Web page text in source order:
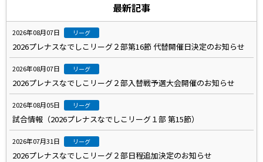
最新記事
2026年08月07日 リーグ
2026プレナスなでしこリーグ２部第16節 代替開催日決定のお知らせ
2026年08月07日 リーグ
2026プレナスなでしこリーグ２部入替戦予選大会開催のお知らせ
2026年08月05日 リーグ
試合情報（2026プレナスなでしこリーグ１部 第15節）
2026年07月31日 リーグ
2026プレナスなでしこリーグ２部日程追加決定のお知らせ